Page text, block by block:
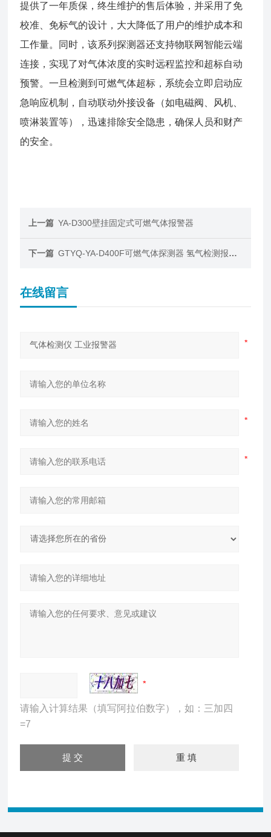
提供了一年质保，终生维护的售后体验，并采用了免
校准、免标气的设计，大大降低了用户的维护成本和
工作量。同时，该系列探测器还支持物联网智能云端
连接，实现了对气体浓度的实时远程监控和超标自动
预警。一旦检测到可燃气体超标，系统会立即启动应
急响应机制，自动联动外接设备（如电磁阀、风机、
喷淋装置等），迅速排除安全隐患，确保人员和财产
的安全。
上一篇 YA-D300壁挂固定式可燃气体报警器
下一篇 GTYQ-YA-D400F可燃气体探测器 氢气检测报警器
在线留言
请输入计算结果（填写阿拉伯数字），如：三加四
=7